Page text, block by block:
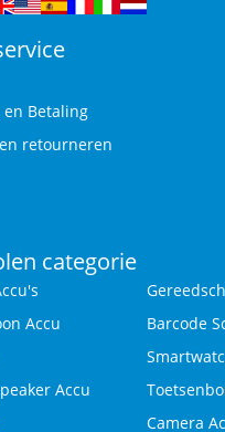
Betaling
retourneren
categorie
Accu
Barcode
Accu
Camera